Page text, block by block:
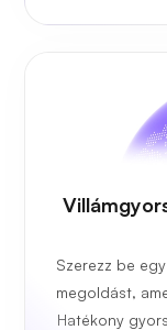
Szerezz be
megoldást,
Hatékony